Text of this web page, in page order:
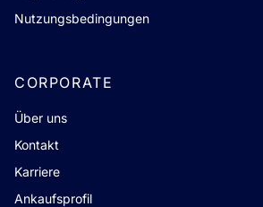
Nutzungsbedingungen
CORPORATE
Über uns
Kontakt
Karriere
Ankaufsprofil